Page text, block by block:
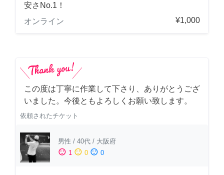
安さNo.1！
オンライン
¥1,000
この度は丁寧に作業して下さり、ありがとうござ
いました。今後ともよろしくお願い致します。
依頼されたチケット
男性 / 40代 / 大阪府
sentiment_satisfied 1 sentiment_neutral 0 sentiment_dissatisfied 0